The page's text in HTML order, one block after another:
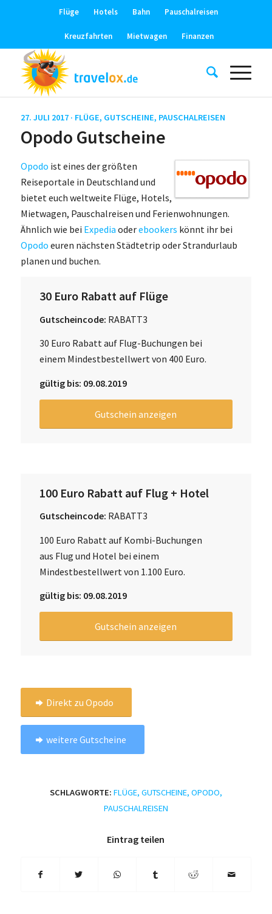
Flüge Hotels Bahn Pauschalreisen
Kreuzfahrten Mietwagen Finanzen
27. JULI 2017 · FLÜGE, GUTSCHEINE, PAUSCHALREISEN
Opodo Gutscheine
Opodo ist eines der größten
Reiseportale in Deutschland und
bietet euch weltweite Flüge, Hotels,
Mietwagen, Pauschalreisen und Ferienwohnungen.
Ähnlich wie bei Expedia oderebookers könnt ihr bei
Opodo euren nächsten Städtetrip oder Strandurlaub
planen und buchen.
30 Euro Rabatt auf Flüge
Gutscheincode: RABATT3
30 Euro Rabatt auf Flug-Buchungen bei
einem Mindestbestellwert von 400 Euro.
gültig bis: 09.08.2019
Gutschein anzeigen
100 Euro Rabatt auf Flug + Hotel
Gutscheincode: RABATT3
100 Euro Rabatt auf Kombi-Buchungen
aus Flug und Hotel bei einem
Mindestbestellwert von 1.100 Euro.
gültig bis: 09.08.2019
Gutschein anzeigen
Direkt zu Opodo
weitere Gutscheine
SCHLAGWORTE: FLÜGE, GUTSCHEINE, OPODO,
PAUSCHALREISEN
Eintrag teilen